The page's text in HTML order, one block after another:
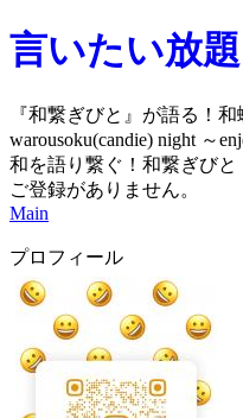
言いたい放
『和繋ぎびと』が語る！
warousoku(candie) night ～
和を語り繋ぐ！和繋ぎびと
ご登録がありません。
Main
プロフィール